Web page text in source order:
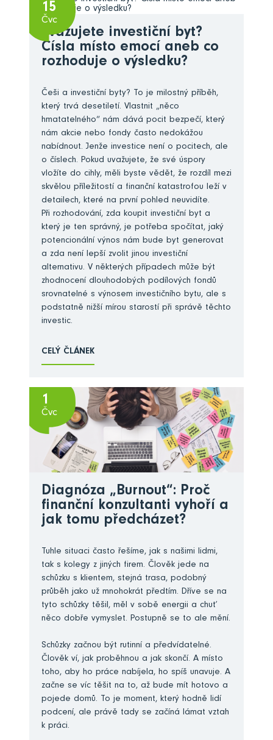
15
Čvc
Zvažujete investiční byt?
Čísla místo emocí aneb co
rozhoduje o výsledku?
Češi a investiční byty? To je milostný příběh,
který trvá desetiletí. Vlastnit „něco
hmatatelného“ nám dává pocit bezpečí, který
nám akcie nebo fondy často nedokážou
nabídnout. Jenže investice není o pocitech, ale
o číslech. Pokud uvažujete, že své úspory
vložíte do cihly, měli byste vědět, že rozdíl mezi
skvělou příležitostí a finanční katastrofou leží v
detailech, které na první pohled neuvidíte.
Při rozhodování, zda koupit investiční byt a
který je ten správný, je potřeba spočítat, jaký
potencionální výnos nám bude byt generovat
a zda není lepší zvolit jinou investiční
alternativu. V některých případech může být
zhodnocení dlouhodobých podílových fondů
srovnatelné s výnosem investičního bytu, ale s
podstatně nižší mírou starostí při správě těchto
investic.
CELÝ ČLÁNEK
1
Čvc
Diagnóza „Burnout“: Proč
finanční konzultanti vyhoří a
jak tomu předcházet?
Tuhle situaci často řešíme, jak s našimi lidmi,
tak s kolegy z jiných firem. Člověk jede na
schůzku s klientem, stejná trasa, podobný
průběh jako už mnohokrát předtím. Dříve se na
tyto schůzky těšil, měl v sobě energii a chuť
něco dobře vymyslet. Postupně se to ale mění.
Schůzky začnou být rutinní a předvídatelné.
Člověk ví, jak proběhnou a jak skončí. A místo
toho, aby ho práce nabíjela, ho spíš unavuje. A
začne se víc těšit na to, až bude mít hotovo a
pojede domů. To je moment, který hodně lidí
podcení, ale právě tady se začíná lámat vztah
k práci.